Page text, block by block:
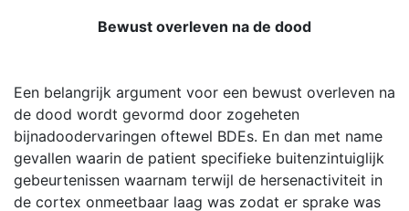
Bewust overleven na de dood
Een belangrijk argument voor een bewust overleven na
de dood wordt gevormd door zogeheten
bijnadoodervaringen oftewel BDEs. En dan met name
gevallen waarin de patient specifieke buitenzintuiglijk
gebeurtenissen waarnam terwijl de hersenactiviteit in
de cortex onmeetbaar laag was zodat er sprake was